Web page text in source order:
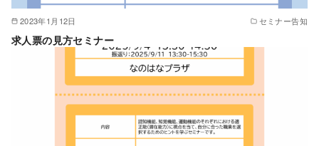
2023年1月12日 セミナー告知
求人票の見方セミナー